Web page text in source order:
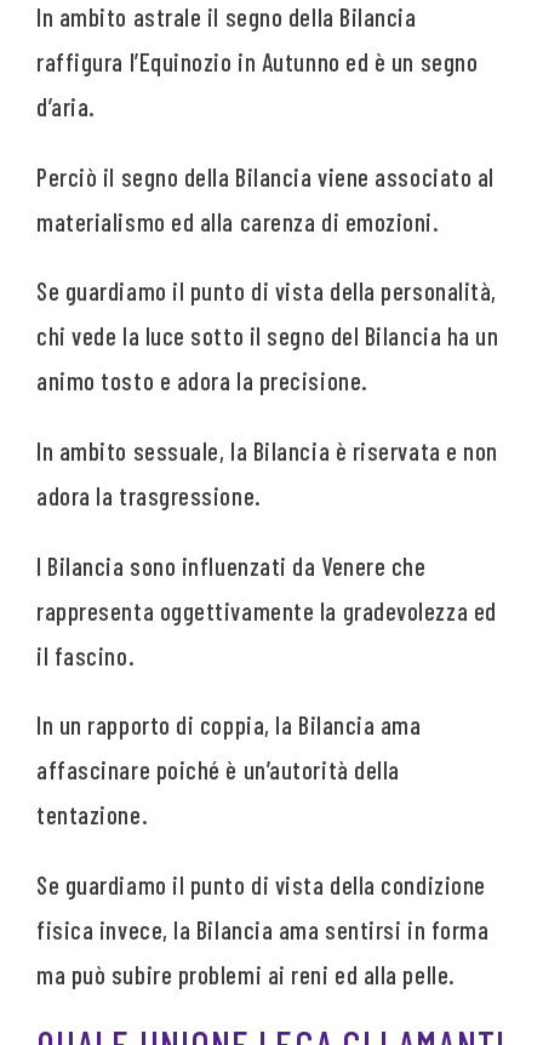
In ambito astrale il segno della Bilancia
raffigura l’Equinozio in Autunno ed è un segno
d’aria.
Perciò il segno della Bilancia viene associato al
materialismo ed alla carenza di emozioni.
Se guardiamo il punto di vista della personalità,
chi vede la luce sotto il segno del Bilancia ha un
animo tosto e adora la precisione.
In ambito sessuale, la Bilancia è riservata e non
adora la trasgressione.
I Bilancia sono influenzati da Venere che
rappresenta oggettivamente la gradevolezza ed
il fascino.
In un rapporto di coppia, la Bilancia ama
affascinare poiché è un’autorità della
tentazione.
Se guardiamo il punto di vista della condizione
fisica invece, la Bilancia ama sentirsi in forma
ma può subire problemi ai reni ed alla pelle.